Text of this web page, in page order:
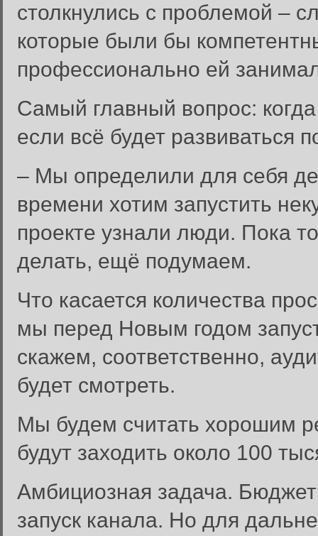
столкнулись с проблемой –
которые были бы
профессионально ей
Самый главный вопрос:
если всё будет развиваться
– Мы определили для себя
времени хотим запустить
проекте узнали люди. Пока
делать, ещё подумаем.
Что касается количества
мы перед Новым годом
скажем, соответственно,
будет смотреть.
Мы будем считать хорошим
будут заходить около 100
Амбициозная задача.
запуск канала. Но для